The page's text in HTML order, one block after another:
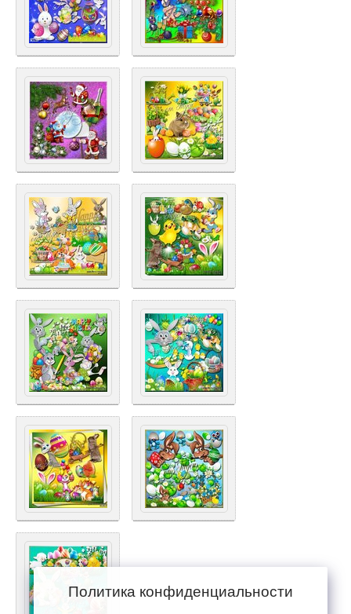
Политика конфиденциальности